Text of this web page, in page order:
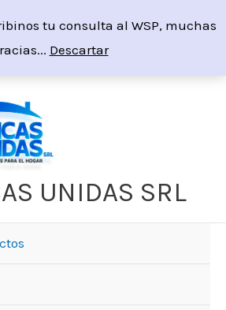
tu consulta al WSP, muchas
Descartar
UNIDAS SRL